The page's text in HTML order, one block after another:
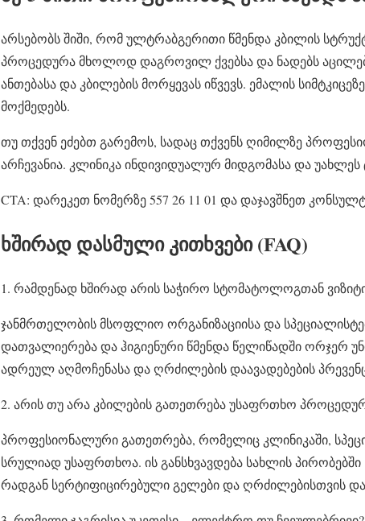
არსებობს შიში, რომ ულტრაბგერითი წმენდა კბილის
პროცედურა მხოლოდ დაგროვილ ქვებსა და ნადებს
ანთებასა და კბილების მორყევას იწვევს. ემალის
მოქმედებს.
თუ თქვენ ეძებთ გარემოს, სადაც თქვენს ღიმილზე
არჩევანია. კლინიკა ინდივიდუალურ მიდგომასა და
CTA: დარეკეთ ნომერზე 557 26 11 01 და დაჯავშნეთ
ხშირად დასმული კითხვები (FAQ)
რამდენად ხშირად არის საჭირო სტომატოლოგთან ვიზიტი
ჯანმრთელობის მსოფლიო ორგანიზაციისა და
დათვალიერება და ჰიგიენური წმენდა წელიწადში ორჯერ
ადრეულ აღმოჩენასა და ღრძილების დაავადებების
არის თუ არა კბილების გათეთრება უსაფრთხო
პროფესიონალური გათეთრება, რომელიც კლინიკაში,
სრულიად უსაფრთხოა. ის განსხვავდება სახლის
რადგან სერტიფიცირებული გელები და ღრძილებისთვის